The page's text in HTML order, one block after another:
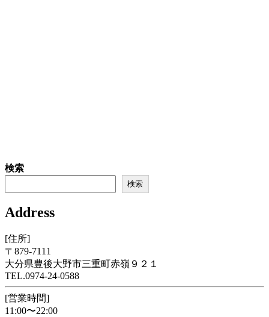
検索
検索
Address
[住所]
〒879-7111
大分県豊後大野市三重町赤嶺９２１
TEL.0974-24-0588
[営業時間]
11:00〜22:00